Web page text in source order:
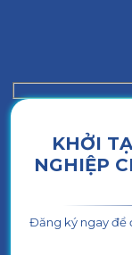
KHỞI
NGHIỆP
Đăng ký ngay để